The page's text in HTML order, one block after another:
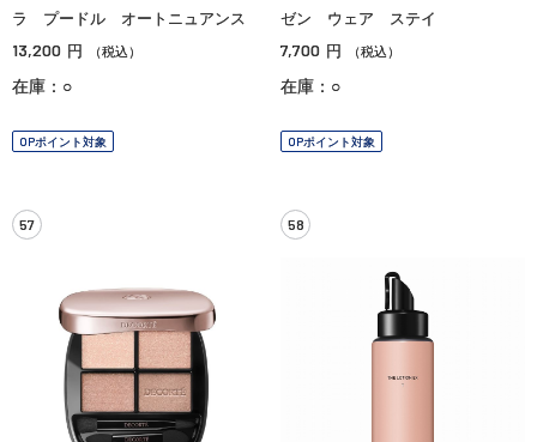
ラ プードル オートニュアンス
13,200 円 （税込）
在庫：○
OPポイント対象
ゼン ウェア ステイ
7,700 円 （税込）
在庫：○
OPポイント対象
57 58